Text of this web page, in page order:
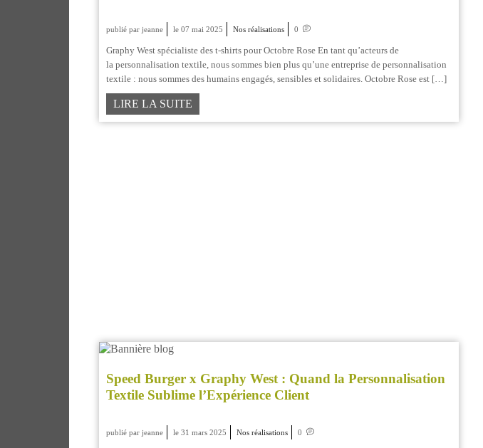
publié par jeanne le 07 mai 2025 Nos réalisations 0
Graphy West spécialiste des t-shirts pour Octobre Rose En tant qu’acteurs de
la personnalisation textile, nous sommes bien plus qu’une entreprise de personnalisation
textile : nous sommes des humains engagés, sensibles et solidaires. Octobre Rose est […]
LIRE LA SUITE
Speed Burger x Graphy West : Quand la Personnalisation
Textile Sublime l’Expérience Client
publié par jeanne le 31 mars 2025 Nos réalisations 0